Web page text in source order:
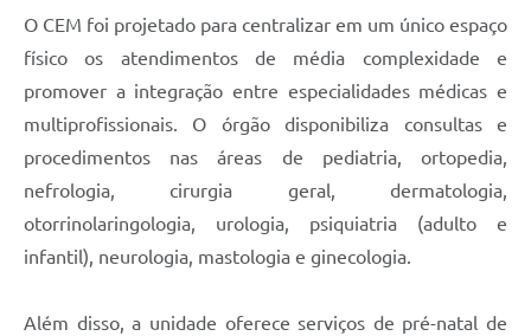
O CEM foi projetado para centralizar em um único espaço
físico os atendimentos de média complexidade e
promover a integração entre especialidades médicas e
multiprofissionais. O órgão disponibiliza consultas e
procedimentos nas áreas de pediatria, ortopedia,
nefrologia, cirurgia geral, dermatologia,
otorrinolaringologia, urologia, psiquiatria (adulto e
infantil), neurologia, mastologia e ginecologia.
Além disso, a unidade oferece serviços de pré-natal de